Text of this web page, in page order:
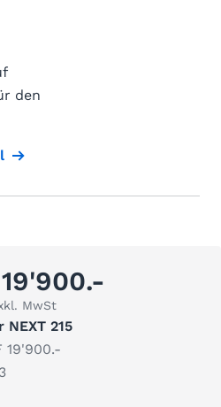
den
MwSt
NEXT 215
19'900.-